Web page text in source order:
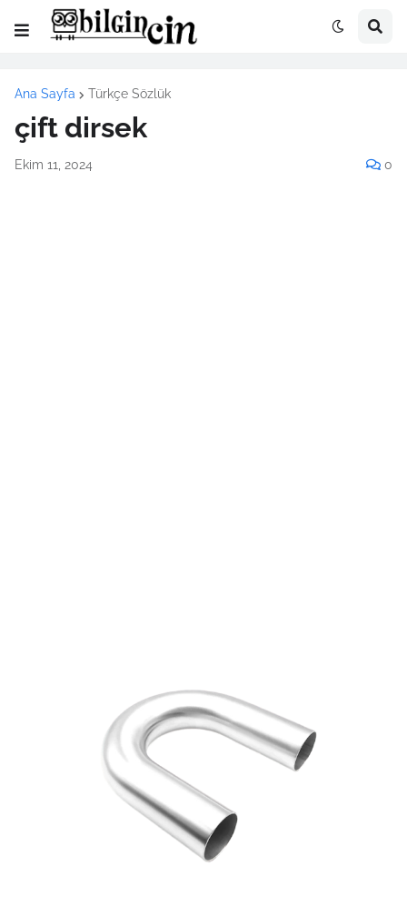
Ana Sayfa Türkçe Sözlük
çift dirsek
Ekim 11, 2024 0